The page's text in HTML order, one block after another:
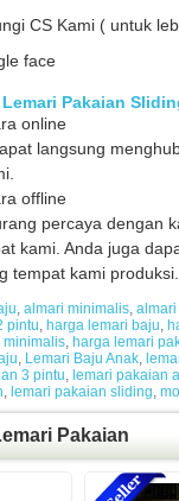
CS Kami ( untuk
face
Pakaian
online
langsung
offline
percaya dengan
kami. Anda juga
tempat kami produksi.
, almari minimalis,
pintu, harga lemari baju,
minimalis, harga lemari
, Lemari Baju Anak,
3 pintu, lemari pakaian
, lemari pakaian sliding,
Pakaian